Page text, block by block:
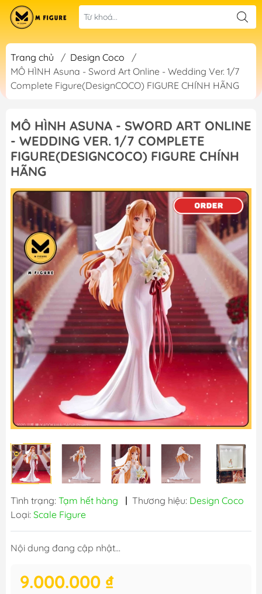
Trang chủ / Design Coco
/
MÔ HÌNH Asuna - Sword Art Online - Wedding Ver. 1/7
Complete Figure(DesignCOCO) FIGURE CHÍNH HÃNG
MÔ HÌNH ASUNA - SWORD ART ONLINE
- WEDDING VER. 1/7 COMPLETE
FIGURE(DESIGNCOCO) FIGURE CHÍNH
HÃNG
Tình trạng: Tạm hết hàng | Thương hiệu: Design Coco
Loại: Scale Figure
Nội dung đang cập nhật...
9.000.000 ₫